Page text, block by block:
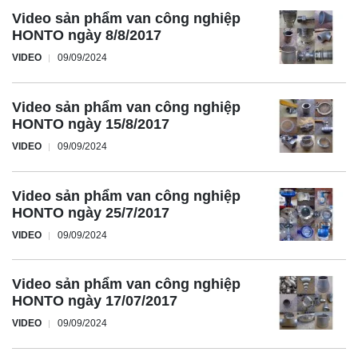
Video sản phẩm van công nghiệp
HONTO ngày 8/8/2017
VIDEO 09/09/2024
Video sản phẩm van công nghiệp
HONTO ngày 15/8/2017
VIDEO 09/09/2024
Video sản phẩm van công nghiệp
HONTO ngày 25/7/2017
VIDEO 09/09/2024
Video sản phẩm van công nghiệp
HONTO ngày 17/07/2017
VIDEO 09/09/2024